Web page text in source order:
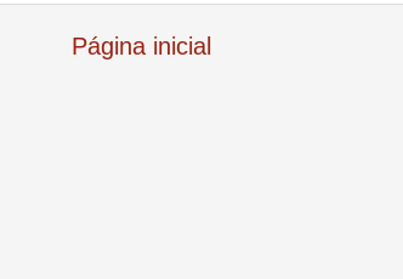
Página inicial